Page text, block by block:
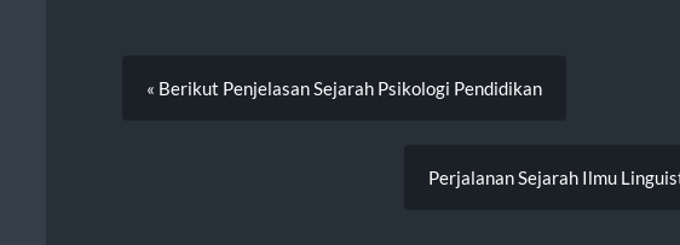
« Berikut Penjelasan Sejarah Psikologi Pendidikan
Perjalanan Sejarah Ilmu